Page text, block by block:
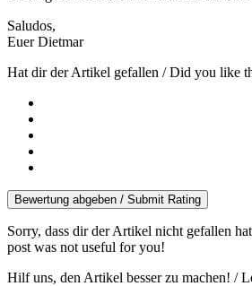
Saludos,
Euer Dietmar
Hat dir der Artikel gefallen / Did you like
Bewertung abgeben / Submit Rating
Sorry, dass dir der Artikel nicht gefallen
post was not useful for you!
Hilf uns, den Artikel besser zu machen! /